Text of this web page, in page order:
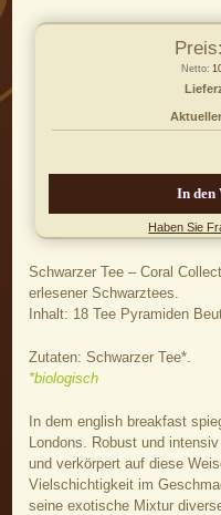
Preis:
Netto:
Haben Sie
Schwarzer Tee – Coral
erlesener Schwarztees.
Inhalt: 18 Tee Pyramiden
Zutaten: Schwarzer Tee*.
*biologisch
In dem english breakfast
Londons. Robust und
und verkörpert auf diese
Vielschichtigkeit im
seine exotische Mixtur